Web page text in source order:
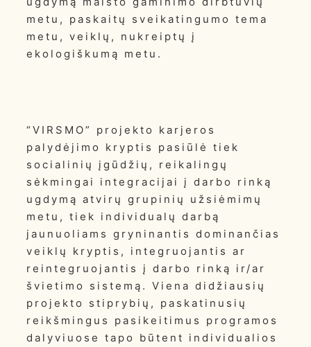
metu, paskaitų sveikatingumo tema
metu, veiklų, nukreiptų į
ekologiškumą metu.
“VIRSMO” projekto karjeros
palydėjimo kryptis pasiūlė tiek
socialinių įgūdžių, reikalingų
sėkmingai integracijai į darbo rinką
ugdymą atvirų grupinių užsiėmimų
metu, tiek individualų darbą
jaunuoliams gryninantis dominančias
veiklų kryptis, integruojantis ar
reintegruojantis į darbo rinką ir/ar
švietimo sistemą. Viena didžiausių
projekto stiprybių, paskatinusių
reikšmingus pasikeitimus programos
dalyviuose tapo būtent individualios